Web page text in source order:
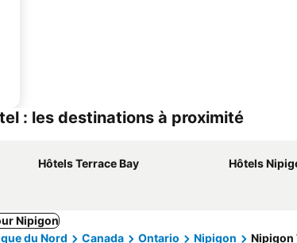
: les destinations à proximité
Hôtels Terrace Bay Hôtels
Nipigon
du Nord Canada Ontario Nipigon Nipigon